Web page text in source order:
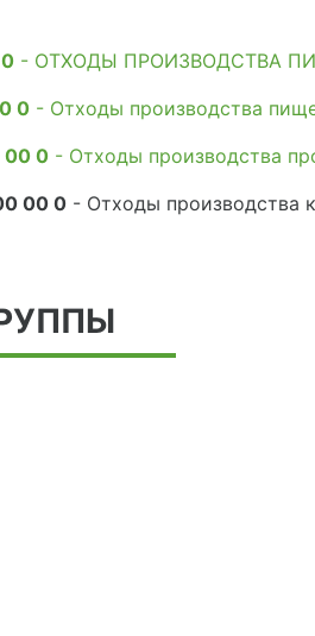
- ОТХОДЫ ПРОИЗВОДСТВА
0 - Отходы производства
00 0 - Отходы производства
00 0 - Отходы производства